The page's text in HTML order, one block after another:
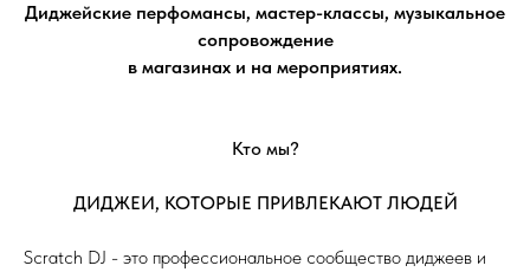
Диджейские перфомансы, мастер-классы, музыкальное
сопровождение
в магазинах и на мероприятиях.
Кто мы?
ДИДЖЕИ, КОТОРЫЕ ПРИВЛЕКАЮТ ЛЮДЕЙ
Scratch DJ - это профессиональное сообщество диджеев и